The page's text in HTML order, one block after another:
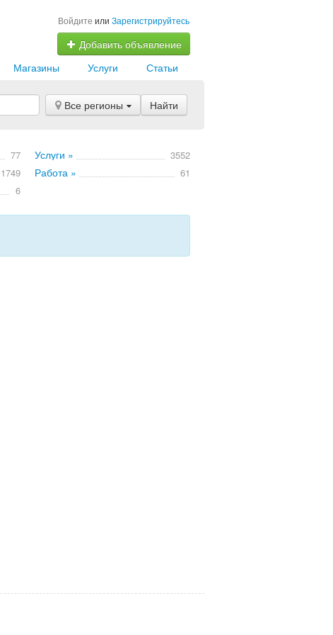
Войдите или Зарегистрируйтесь
Добавить объявление
Статьи
Услуги
Магазины
Все регионы Найти
77 Услуги » 3552
1749 Работа » 61
6